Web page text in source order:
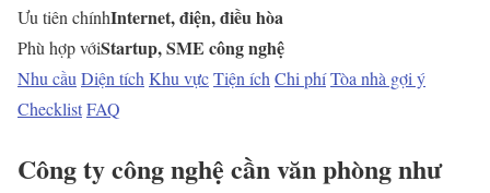
Ưu tiên chínhInternet, điện, điều hòa
Phù hợp vớiStartup, SME công nghệ
Nhu cầu Diện tích Khu vựcTiện ích Chi phíTòa nhà gợi ý
ChecklistFAQ
Công ty công nghệ cần văn phòng như